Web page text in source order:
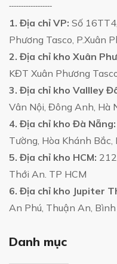
------------------
1. Địa chỉ VP: Số
Phương Tasco, P.Xuân
2. Địa chỉ kho Xuân
KĐT Xuân Phương
3. Địa chỉ kho Vallley
Vân Nội, Đông Anh, Hà
4. Địa chỉ kho Đà Nẵng:
Tường, Hòa Khánh Bắc,
5. Địa chỉ kho HCM:
Thới An. TP HCM
6. Địa chỉ kho Jupiter
An Phú, Thuận An,
Danh mục